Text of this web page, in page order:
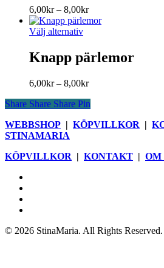
produktsidan
varianter.
De
olika
kan
produktsidan
6,00kr – 8,00krPrisintervall:
6,00kr
Välj alternativDen
produkten
har
varianter.
De
olika
alternativen
kan
på
produktsidan
Knapp pärlemor
6,00kr – 8,00krPrisintervall:
till
Share Share Share Pin
WEBBSHOP | KÖPVILLKOR |
STINAMARIA
KÖPVILLKOR | KONTAKT | OM
© 2026 StinaMaria. All Rights Reserved.